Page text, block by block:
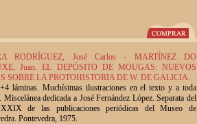
RODRÍGUEZ, José Carlos - MARTÍNEZ DO
Juan. EL DEPÓSITO DE MOUGAS: NUEVOS
SOBRE LA PROTOHISTORIA DE W. DE GALICIA.
láminas. Muchísimas ilustraciones en el texto y a toda
Miscelánea dedicada a José Fernández López. Separata del
de las publicaciones periódicas del Museo de
Pontevedra, 1975.